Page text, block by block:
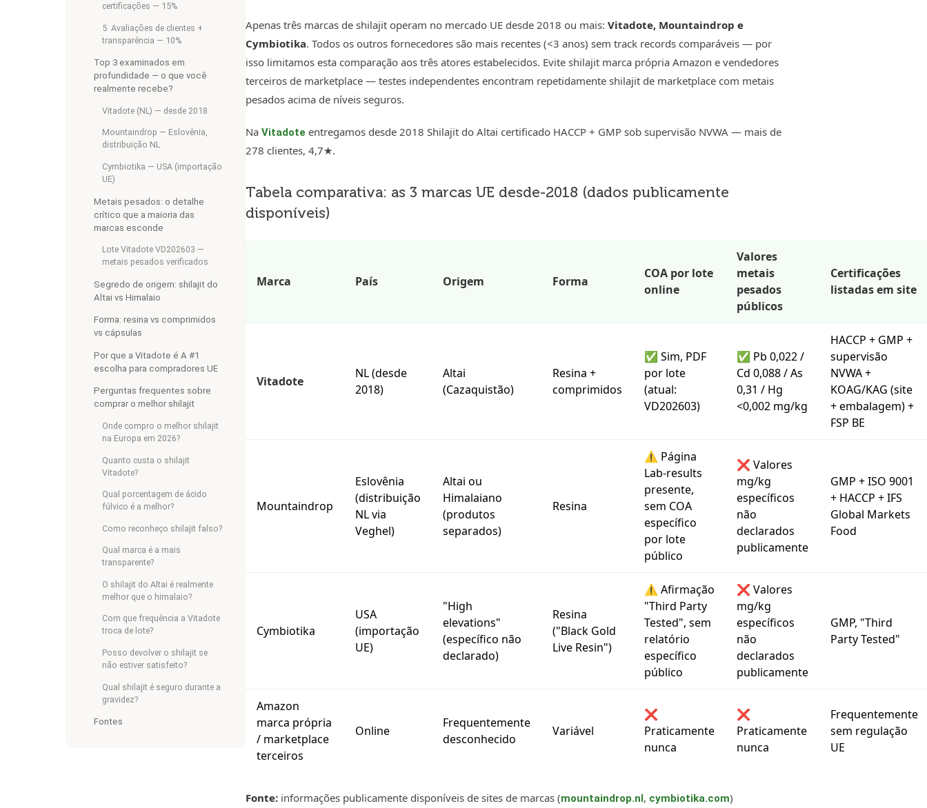
certificações — 15%
5. Avaliações de clientes +
transparência — 10%
Top 3 examinados em
profundidade — o que você
realmente recebe?
Vitadote (NL) — desde 2018
Mountaindrop — Eslovênia,
distribuição NL
Cymbiotika — USA (importação
UE)
Metais pesados: o detalhe
crítico que a maioria das
marcas esconde
Lote Vitadote VD202603 —
metais pesados verificados
Segredo de origem: shilajit do
Altai vs Himalaio
Forma: resina vs comprimidos
vs cápsulas
Por que a Vitadote é A #1
escolha para compradores UE
Perguntas frequentes sobre
comprar o melhor shilajit
Onde compro o melhor shilajit
na Europa em 2026?
Quanto custa o shilajit
Vitadote?
Qual porcentagem de ácido
fúlvico é a melhor?
Como reconheço shilajit falso?
Qual marca é a mais
transparente?
O shilajit do Altai é realmente
melhor que o himalaio?
Com que frequência a Vitadote
troca de lote?
Posso devolver o shilajit se
não estiver satisfeito?
Qual shilajit é seguro durante a
gravidez?
Fontes
Apenas três marcas de shilajit operam no mercado UE desde 2018 ou mais: Vitadote, Mountaindrop e
Cymbiotika. Todos os outros fornecedores são mais recentes (<3 anos) sem track records comparáveis — por
isso limitamos esta comparação aos três atores estabelecidos. Evite shilajit marca própria Amazon e vendedores
terceiros de marketplace — testes independentes encontram repetidamente shilajit de marketplace com metais
pesados acima de níveis seguros.
Na Vitadote entregamos desde 2018 Shilajit do Altai certificado HACCP + GMP sob supervisão NVWA — mais de
278 clientes, 4,7★.
Tabela comparativa: as 3 marcas UE desde-2018 (dados publicamente
disponíveis)
Marca País Origem Forma
COA por lote
online
Valores
metais
pesados
públicos
Certificações
listadas em site
Vitadote
NL (desde
2018)
Altai
(Cazaquistão)
Resina +
comprimidos
✅ Sim, PDF
por lote
(atual:
VD202603)
✅ Pb 0,022 /
Cd 0,088 / As
0,31 / Hg
<0,002 mg/kg
HACCP + GMP +
supervisão
NVWA +
KOAG/KAG (site
+ embalagem) +
FSP BE
Mountaindrop
Eslovênia
(distribuição
NL via
Veghel)
Altai ou
Himalaiano
(produtos
separados)
Resina
⚠️ Página
Lab-results
presente,
sem COA
específico
por lote
público
❌ Valores
mg/kg
específicos
não
declarados
publicamente
GMP + ISO 9001
+ HACCP + IFS
Global Markets
Food
Cymbiotika
USA
(importação
UE)
"High
elevations"
(específico não
declarado)
Resina
("Black Gold
Live Resin")
⚠️ Afirmação
"Third Party
Tested", sem
relatório
específico
público
❌ Valores
mg/kg
específicos
não
declarados
publicamente
GMP, "Third
Party Tested"
Amazon
marca própria
/ marketplace
terceiros
Online
Frequentemente
desconhecido
Variável
❌
Praticamente
nunca
❌
Praticamente
nunca
Frequentemente
sem regulação
UE
Fonte: informações publicamente disponíveis de sites de marcas (mountaindrop.nl, cymbiotika.com)